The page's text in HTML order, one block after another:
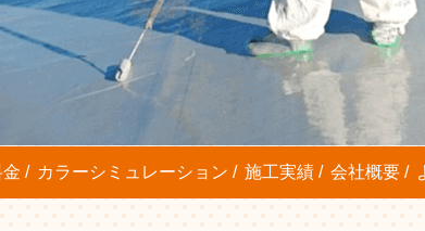
カラーシミュレーション 施工実績 会社概要